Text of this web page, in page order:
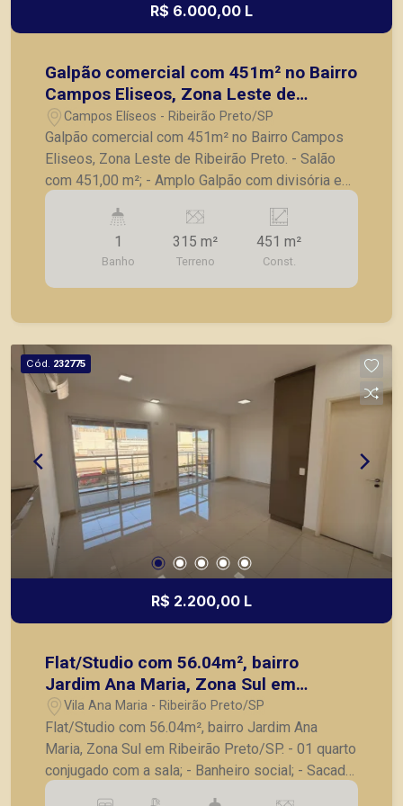
R$ 6.000,00 L
Galpão comercial com 451m² no Bairro
Campos Eliseos, Zona Leste de
Ribeirão Preto.
Campos Elíseos - Ribeirão Preto/SP
Galpão comercial com 451m² no Bairro Campos
Eliseos, Zona Leste de Ribeirão Preto. - Salão
com 451,00 m²; - Amplo Galpão com divisória em
Drywall; - Copa com gabinete; - 2 Vestiários; -
Recepção com balcão; - Porta de enrolar; -
Alarme; - Câmera; - Piso superior; - 7 Salas, 3
com ar condicionado, 3 com armários e 3 salas
com divisória de Drywall; - Mezanino; - 1
locação, vendas de imóveis prontos, usados ou
mesmo nos principais lançamentos da cidade de
Ribeirão Preto.
1
Banho
315 m²
Terreno
451 m²
Const.
Cód. 232775
R$ 2.200,00 L
Flat/Studio com 56.04m², bairro
Jardim Ana Maria, Zona Sul em
Ribeirão Preto/SP.
Vila Ana Maria - Ribeirão Preto/SP
Flat/Studio com 56.04m², bairro Jardim Ana
Maria, Zona Sul em Ribeirão Preto/SP. - 01 quarto
conjugado com a sala; - Banheiro social; - Sacada;
- Cozinha planejada com cooktop de indução; -